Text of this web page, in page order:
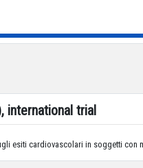
international trial
esiti cardiovascolari in soggetti con